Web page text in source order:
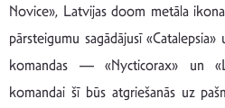
Novice», Latvijas doom metāla
pārsteigumu sagādājusī
komandas — «Nycticorax» un
komandai šī būs atgriešanās uz